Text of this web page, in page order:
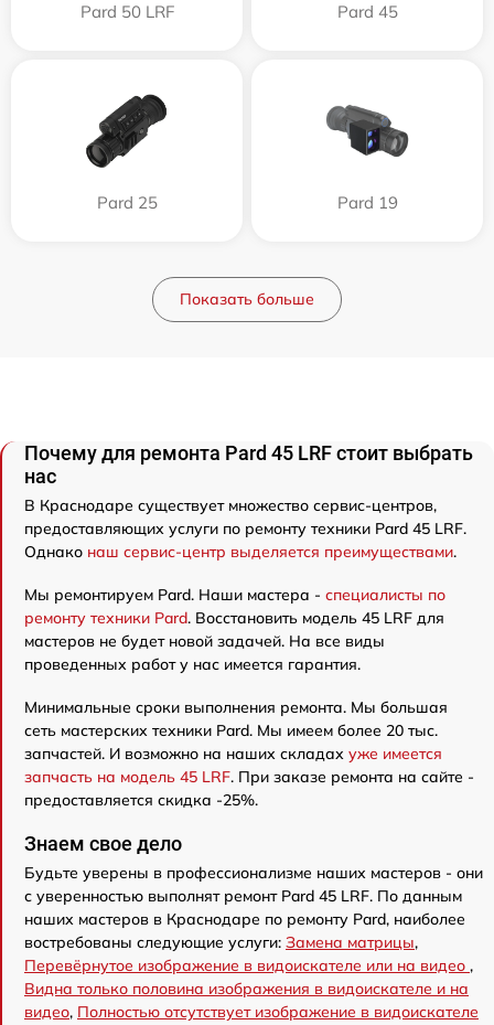
Pard 50 LRF Pard 45
Pard 25 Pard 19
Показать больше
Почему для ремонта Pard 45 LRF стоит выбрать
нас
В Краснодаре существует множество сервис-центров,
предоставляющих услуги по ремонту техники Pard 45 LRF.
Однако наш сервис-центр выделяется преимуществами.
Мы ремонтируем Pard. Наши мастера - специалисты по
ремонту техники Pard. Восстановить модель 45 LRF для
мастеров не будет новой задачей. На все виды
проведенных работ у нас имеется гарантия.
Минимальные сроки выполнения ремонта. Мы большая
сеть мастерских техники Pard. Мы имеем более 20 тыс.
запчастей. И возможно на наших складах уже имеется
запчасть на модель 45 LRF. При заказе ремонта на сайте -
предоставляется скидка -25%.
Знаем свое дело
Будьте уверены в профессионализме наших мастеров - они
с уверенностью выполнят ремонт Pard 45 LRF. По данным
наших мастеров в Краснодаре по ремонту Pard, наиболее
востребованы следующие услуги: Замена матрицы,
Перевёрнутое изображение в видоискателе или на видео ,
Видна только половина изображения в видоискателе и на
видео, Полностью отсутствует изображение в видоискателе